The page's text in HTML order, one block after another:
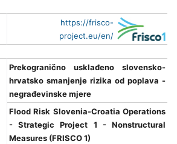
https://frisco-
project.eu/en/
Prekogranično usklađeno slovensko-
hrvatsko smanjenje rizika od poplava -
negrađevinske mjere
Flood Risk Slovenia-Croatia Operations
- Strategic Project 1 - Nonstructural
Measures (FRISCO 1)